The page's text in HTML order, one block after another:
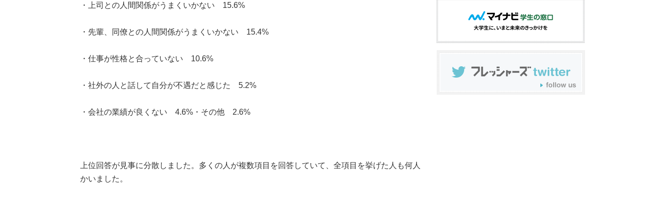
・上司との人間関係がうまくいかない 15.6%
・先輩、同僚との人間関係がうまくいかない 15.4%
・仕事が性格と合っていない 10.6%
・社外の人と話して自分が不遇だと感じた 5.2%
・会社の業績が良くない 4.6%・その他 2.6%
上位回答が見事に分散しました。多くの人が複数項目を回答していて、全項目を挙げた人も何人
かいました。